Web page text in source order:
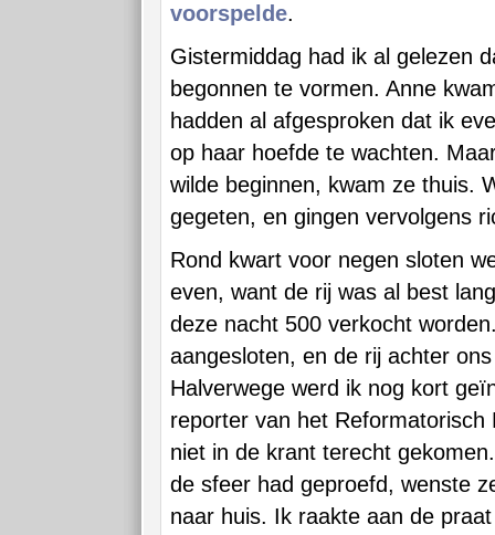
voorspelde.
Gistermiddag had ik al gelezen
begonnen te vormen. Anne
hadden al afgesproken dat ik
op haar hoefde te wachten.
wilde beginnen, kwam ze thuis.
gegeten, en gingen vervolgens
Rond kwart voor negen sloten
even, want de rij was al best
deze nacht 500 verkocht
aangesloten, en de rij achter
Halverwege werd ik nog kort
reporter van het Reformatorisch
niet in de krant terecht
de sfeer had geproefd, wenste
naar huis. Ik raakte aan de